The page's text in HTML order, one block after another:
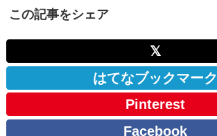
この記事をシェア
𝕏
はてなブックマーク
Pinterest
Facebook